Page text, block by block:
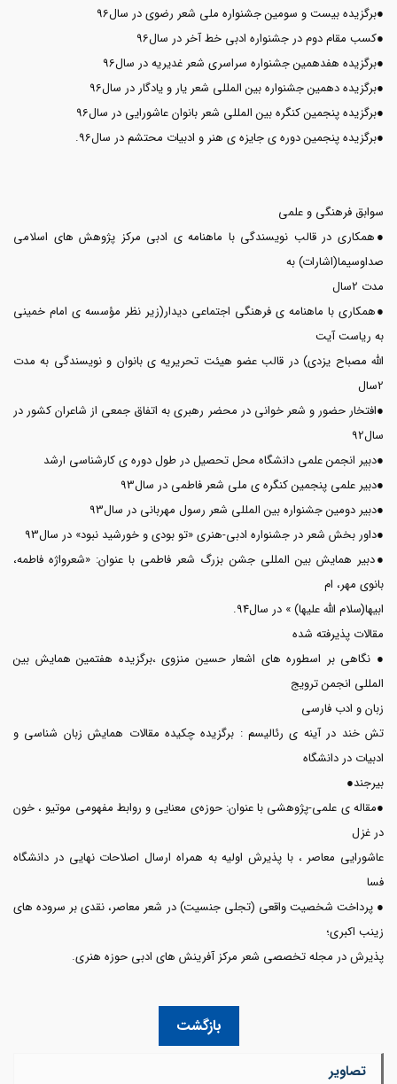
●برگزیده بیست و سومین جشنواره ملی شعر رضوی در سال96
●کسب مقام دوم در جشنواره ادبی خط آخر در سال96
●برگزیده هفدهمین جشنواره سراسری شعر غدیریه در سال96
●برگزیده دهمین جشنواره بین المللی شعر یار و یادگار در سال96
●برگزیده پنجمین کنگره بین المللی شعر بانوان عاشورایی در سال96
●برگزیده پنجمین دوره ی جایزه ی هنر و ادبیات محتشم در سال96.
سوابق فرهنگی و علمی
●همکاری در قالب نویسندگی با ماهنامه ی ادبی مرکز پژوهش های اسلامی
صداوسیما(اشارات) به
مدت 2سال
●همکاری با ماهنامه ی فرهنگی اجتماعی دیدار(زیر نظر مؤسسه ی امام خمینی
به ریاست آیت
الله مصباح یزدی) در قالب عضو هیئت تحریریه ی بانوان و نویسندگی به مدت
2سال
●افتخار حضور و شعر خوانی در محضر رهبری به اتفاق جمعی از شاعران کشور در
سال92
●دبیر انجمن علمی دانشگاه محل تحصیل در طول دوره ی کارشناسی ارشد
●دبیر علمی پنجمین کنگره ی ملی شعر فاطمی در سال93
●دبیر دومین جشنواره بین المللی شعر رسول مهربانی در سال93
●داور بخش شعر در جشنواره ادبی-هنری «تو بودی و خورشید نبود» در سال93
●دبیر همایش بین المللی جشن بزرگ شعر فاطمی با عنوان: «شعرواژه فاطمه،
بانوی مهر، ام
ابیها(سلام الله علیها) » در سال94.
مقالات پذیرفته شده
● نگاهی بر اسطوره های اشعار حسین منزوی ،برگزیده هفتمین همایش بین
المللی انجمن ترویج
زبان و ادب فارسی
تش خند در آینه ی رئالیسم : برگزیده چکیده مقالات همایش زبان شناسی و
ادبیات در دانشگاه
بیرجند●
●مقاله ی علمی-پژوهشی با عنوان: حوزه‌ی معنایی و روابط مفهومی موتیو ، خون
در غزل
عاشورایی معاصر ، با پذیرش اولیه به همراه ارسال اصلاحات نهایی در دانشگاه
فسا
● پرداخت شخصیت واقعی (تجلی جنسیت) در شعر معاصر، نقدی بر سروده های
زینب اکبری؛
پذیرش در مجله تخصصی شعر مرکز آفرینش های ادبی حوزه هنری.
بازگشت
تصاویر